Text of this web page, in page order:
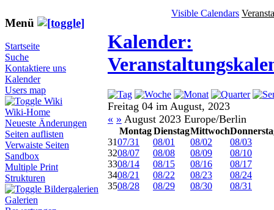
Menü
Startseite
Suche
Kontaktiere uns
Kalender
Users map
Wiki
Wiki-Home
Neueste Änderungen
Seiten auflisten
Verwaiste Seiten
Sandbox
Multiple Print
Strukturen
Bildergalerien
Galerien
Visible Calendars
Kalender:
Freitag 04 im August, 2023
« » August 2023 Europe/Berlin
Montag DienstagMittwoch
3107/31 08/01 08/02
08/03
3208/07 08/08 08/09
08/10
3308/14 08/15 08/16
08/17
3408/21 08/22 08/23
08/24
3508/28 08/29 08/30 08/31